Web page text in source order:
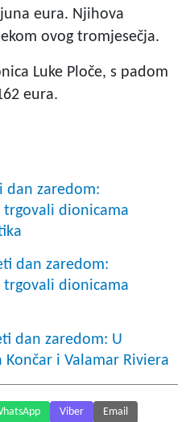
eura. Njihova
ovog tromjesečja.
Luke Ploče, s padom
eura.
dan zaredom:
trgovali dionicama
dan zaredom:
trgovali dionicama
dan zaredom: U
i Valamar Riviera
Viber Email